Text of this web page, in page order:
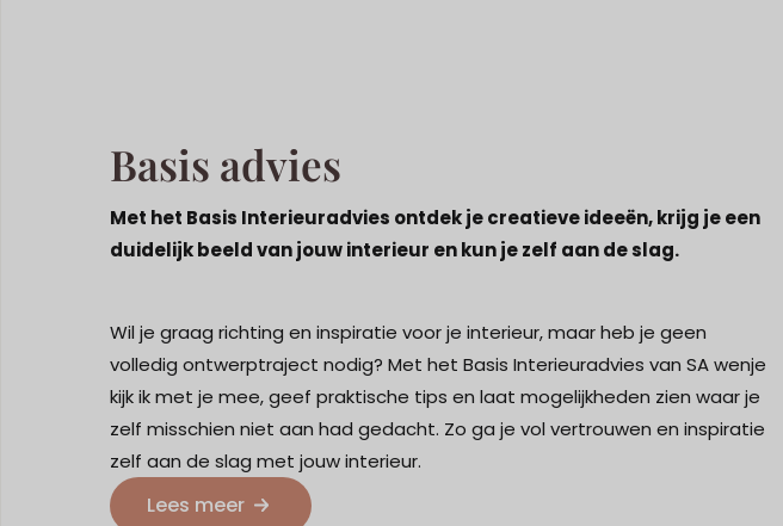
Basis advies
Met het Basis Interieuradvies ontdek je creatieve ideeën, krijg je een
duidelijk beeld van jouw interieur en kun je zelf aan de slag.
Wil je graag richting en inspiratie voor je interieur, maar heb je geen
volledig ontwerptraject nodig? Met het Basis Interieuradvies van SA wenje
kijk ik met je mee, geef praktische tips en laat mogelijkheden zien waar je
zelf misschien niet aan had gedacht. Zo ga je vol vertrouwen en inspiratie
zelf aan de slag met jouw interieur.
Lees meer